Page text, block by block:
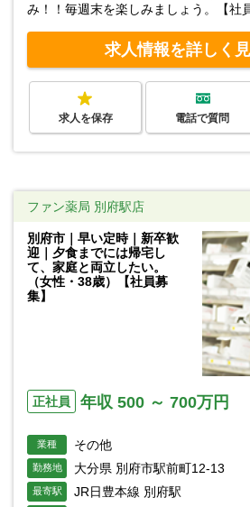
み！！毎週末を楽しみましょう。【社
求人情報を詳しく
求人を保存 電話で質問
ファン薬局 別府駅店
別府市｜早い定時｜新卒歓
迎｜夕食までには帰宅し
て、家庭と両立したい。
（女性・38歳）【社員募
集】
正社員 年収 500 ～ 700万円
業種 その他
勤務地 大分県 別府市駅前町12-13
最寄駅 JR日豊本線 別府駅